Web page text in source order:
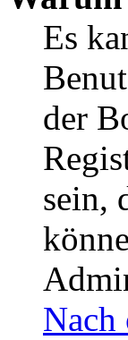
Es
der
sein,
Nach